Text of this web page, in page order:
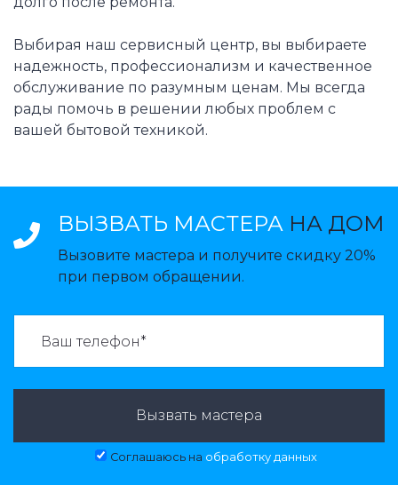
Выбирая наш сервисный центр, вы выбираете
надежность, профессионализм и качественное
обслуживание по разумным ценам. Мы всегда
рады помочь в решении любых проблем с
вашей бытовой техникой.
ВЫЗВАТЬ МАСТЕРА НА ДОМ
Вызовите мастера и получите скидку 20%
при первом обращении.
Вызвать мастера
Соглашаюсь на обработку данных